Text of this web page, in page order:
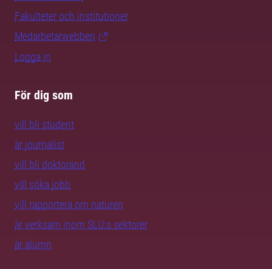
Fakulteter och institutioner
Medarbetarwebben
Logga in
För dig som
vill bli student
är journalist
vill bli doktorand
vill söka jobb
vill rapportera om naturen
är verksam inom SLU:s sektorer
är alumn